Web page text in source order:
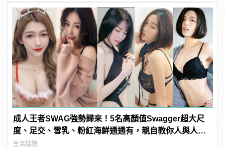
成人王者SWAG強勢歸來！5名高顏值Swagger超大尺
度、足交、雪乳、粉紅海鮮通通有，親自教你人與人的
連結！ | manfashion這樣變型男
生活話題